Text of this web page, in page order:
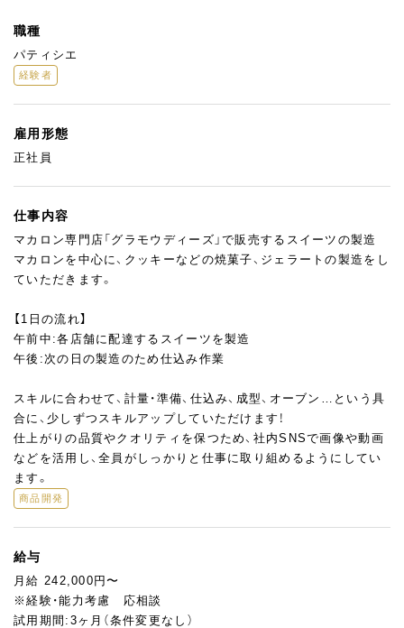
職種
パティシエ
経験者
雇用形態
正社員
仕事内容
マカロン専門店「グラモウディーズ」で販売するスイーツの製造
マカロンを中心に、クッキーなどの焼菓子、ジェラートの製造をし
ていただきます。
【1日の流れ】
午前中:各店舗に配達するスイーツを製造
午後:次の日の製造のため仕込み作業
スキルに合わせて、計量・準備、仕込み、成型、オーブン…という具
合に、少しずつスキルアップしていただけます！
仕上がりの品質やクオリティを保つため、社内SNSで画像や動画
などを活用し、全員がしっかりと仕事に取り組めるようにしてい
ます。
商品開発
給与
月給 242,000円〜
※経験・能力考慮 応相談
試用期間:3ヶ月（条件変更なし）